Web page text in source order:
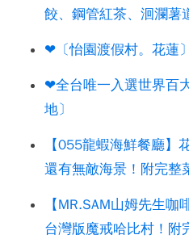
餃、鋼管紅茶、洄瀾薯
❤〔怡園渡假村。花蓮
❤全台唯一入選世界百
地〕
【055龍蝦海鮮餐廳】
還有無敵海景！附完整
【MR.SAM山姆先生咖
台灣版魔戒哈比村！附